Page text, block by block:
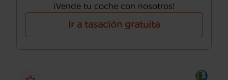
¡Vende tu coche con nosotros!
Ir a tasación gratuita